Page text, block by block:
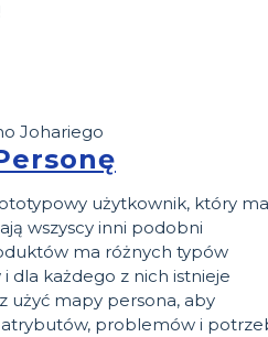
użytkownik, który ma
wszyscy inni podobni
ma różnych typów
dla każdego z nich istnieje
użyć mapy persona, aby
problemów i